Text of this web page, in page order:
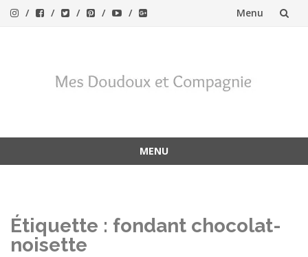
Menu
MENU
Étiquette : fondant chocolat-
noisette